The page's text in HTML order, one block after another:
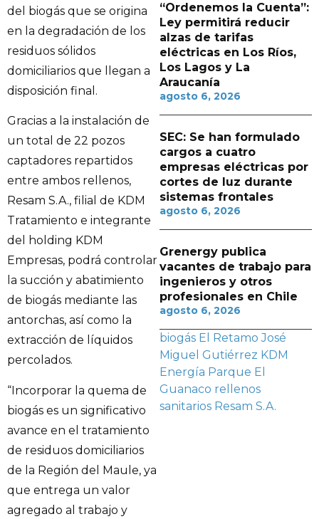
del biogás que se origina
en la degradación de los
residuos sólidos
domiciliarios que llegan a
disposición final.
Gracias a la instalación de
un total de 22 pozos
captadores repartidos
entre ambos rellenos,
Resam S.A., filial de KDM
Tratamiento e integrante
del holding KDM
Empresas, podrá controlar
la succión y abatimiento
de biogás mediante las
antorchas, así como la
extracción de líquidos
percolados.
“Incorporar la quema de
biogás es un significativo
avance en el tratamiento
de residuos domiciliarios
de la Región del Maule, ya
que entrega un valor
agregado al trabajo y
“Ordenemos la Cuenta”:
Ley permitirá reducir
alzas de tarifas
eléctricas en Los Ríos,
Los Lagos y La
Araucanía
agosto 6, 2026
SEC: Se han formulado
cargos a cuatro
empresas eléctricas por
cortes de luz durante
sistemas frontales
agosto 6, 2026
Grenergy publica
vacantes de trabajo para
ingenieros y otros
profesionales en Chile
agosto 6, 2026
biogás El Retamo José
Miguel Gutiérrez KDM
Energía Parque El
Guanaco rellenos
sanitarios Resam S.A.